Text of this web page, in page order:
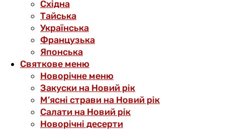
Східна
Тайська
Українська
Французька
Японська
Святкове меню
Новорічне меню
Закуски на Новий рік
М’ясні страви на Новий рік
Салати на Новий рік
Новорічні десерти